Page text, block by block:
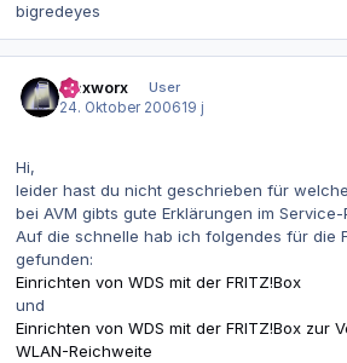
bigredeyes
waxworx
User
24. Oktober 200619 j
Hi,
leider hast du nicht geschrieben für
bei AVM gibts gute Erklärungen im
Auf die schnelle hab ich folgendes für die
gefunden:
Einrichten von WDS mit der FRITZ!Box
und
Einrichten von WDS mit der FRITZ!Box zur
WLAN-Reichweite